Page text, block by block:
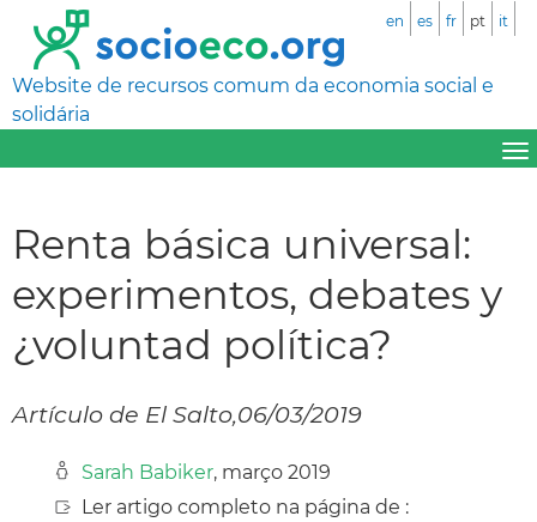
Website de recursos comum da economia social e
solidária
en es fr pt it
Renta básica universal:
experimentos, debates y
¿voluntad política?
Artículo de El Salto,06/03/2019
Sarah Babiker, março 2019
Ler artigo completo na página de :